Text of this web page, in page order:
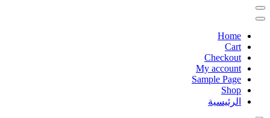
Home
Cart
Checkout
My account
Sample Page
Shop
الرئيسية